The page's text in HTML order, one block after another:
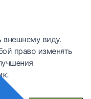
внешнему виду.
право изменять